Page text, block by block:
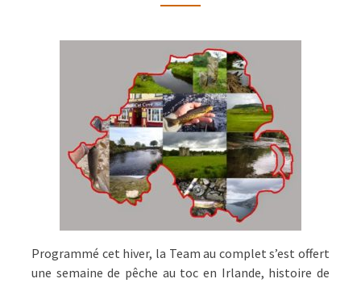
PÊCHE
IRLANDE
DU
NORD
Programmé cet hiver, la Team au complet s’est offert
une semaine de pêche au toc en Irlande, histoire de